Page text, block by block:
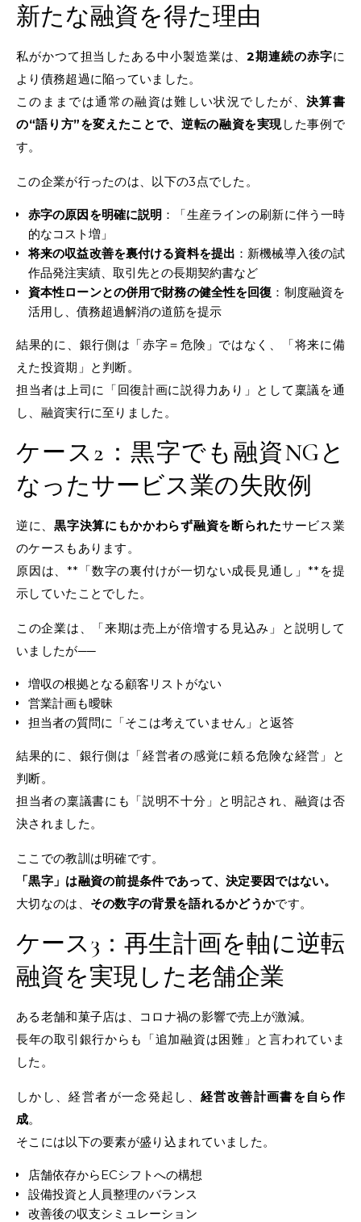
新たな融資を得た理由
私がかつて担当したある中小製造業は、2期連続の赤字に
より債務超過に陥っていました。
このままでは通常の融資は難しい状況でしたが、 決算書
の“語り方”を変えたことで、逆転の融資を実現した事例で
す。
この企業が行ったのは、以下の3点でした。
赤字の原因を明確に説明 ：「生産ラインの刷新に伴う一時
的なコスト増」
将来の収益改善を裏付ける資料を提出 ：新機械導入後の試
作品発注実績、取引先との長期契約書など
資本性ローンとの併用で財務の健全性を回復 ：制度融資を
活用し、債務超過解消の道筋を提示
結果的に、銀行側は「赤字＝危険」ではなく、「将来に備
えた投資期」と判断。
担当者は上司に「回復計画に説得力あり」として稟議を通
し、融資実行に至りました。
ケース2：黒字でも融資NGと
なったサービス業の失敗例
逆に、黒字決算にもかかわらず融資を断られたサービス業
のケースもあります。
原因は、**「数字の裏付けが一切ない成長見通し」**を提
示していたことでした。
この企業は、「来期は売上が倍増する見込み」と説明して
いましたが──
増収の根拠となる顧客リストがない
営業計画も曖昧
担当者の質問に「そこは考えていません」と返答
結果的に、銀行側は「経営者の感覚に頼る危険な経営」と
判断。
担当者の稟議書にも「説明不十分」と明記され、融資は否
決されました。
ここでの教訓は明確です。
「黒字」は融資の前提条件であって、決定要因ではない。
大切なのは、 その数字の背景を語れるかどうかです。
ケース3：再生計画を軸に逆転
融資を実現した老舗企業
ある老舗和菓子店は、コロナ禍の影響で売上が激減。
長年の取引銀行からも「追加融資は困難」と言われていま
した。
しかし、経営者が一念発起し、経営改善計画書を自ら作
成。
そこには以下の要素が盛り込まれていました。
店舗依存からECシフトへの構想
設備投資と人員整理のバランス
改善後の収支シミュレーション